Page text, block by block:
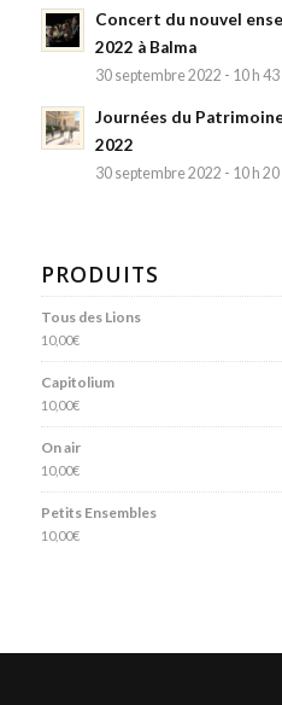
Concert du nouvel
2022 à Balma
30 septembre 2022 - 10 h
Journées du
2022
30 septembre 2022 - 10 h
PRODUITS
Tous des Lions
10,00€
Capitolium
10,00€
On air
10,00€
Petits Ensembles
10,00€